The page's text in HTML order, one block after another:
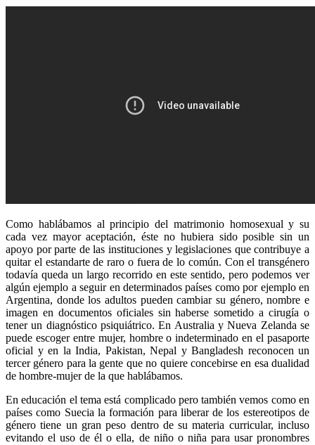
Como hablábamos al principio del matrimonio homosexual y su
cada vez mayor aceptación, éste no hubiera sido posible sin un
apoyo por parte de las instituciones y legislaciones que contribuye a
quitar el estandarte de raro o fuera de lo común. Con el transgénero
todavía queda un largo recorrido en este sentido, pero podemos ver
algún ejemplo a seguir en determinados países como por ejemplo en
Argentina, donde los adultos pueden cambiar su género, nombre e
imagen en documentos oficiales sin haberse sometido a cirugía o
tener un diagnóstico psiquiátrico. En Australia y Nueva Zelanda se
puede escoger entre mujer, hombre o indeterminado en el pasaporte
oficial y en la India, Pakistan, Nepal y Bangladesh reconocen un
tercer género para la gente que no quiere concebirse en esa dualidad
de hombre-mujer de la que hablábamos.
En educación el tema está complicado pero también vemos como en
países como Suecia la formación para liberar de los estereotipos de
género tiene un gran peso dentro de su materia curricular, incluso
evitando el uso de él o ella, de niño o niña para usar pronombres